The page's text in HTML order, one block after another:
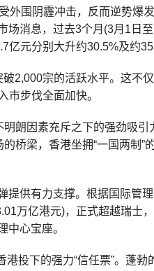
围阴霾冲击，反而逆势爆
消息，过去3个月(3月1日
元分别大升约30.5%及约
2,000宗的活跃水平。这不
市步伐全面加快。
朗因素充斥之下的强劲吸
桥梁，香港坐拥“一国两制
供有力支撑。根据国际管
万亿港元)，正式超越瑞士
中心宝座。
投下的强力“信任票”。蓬